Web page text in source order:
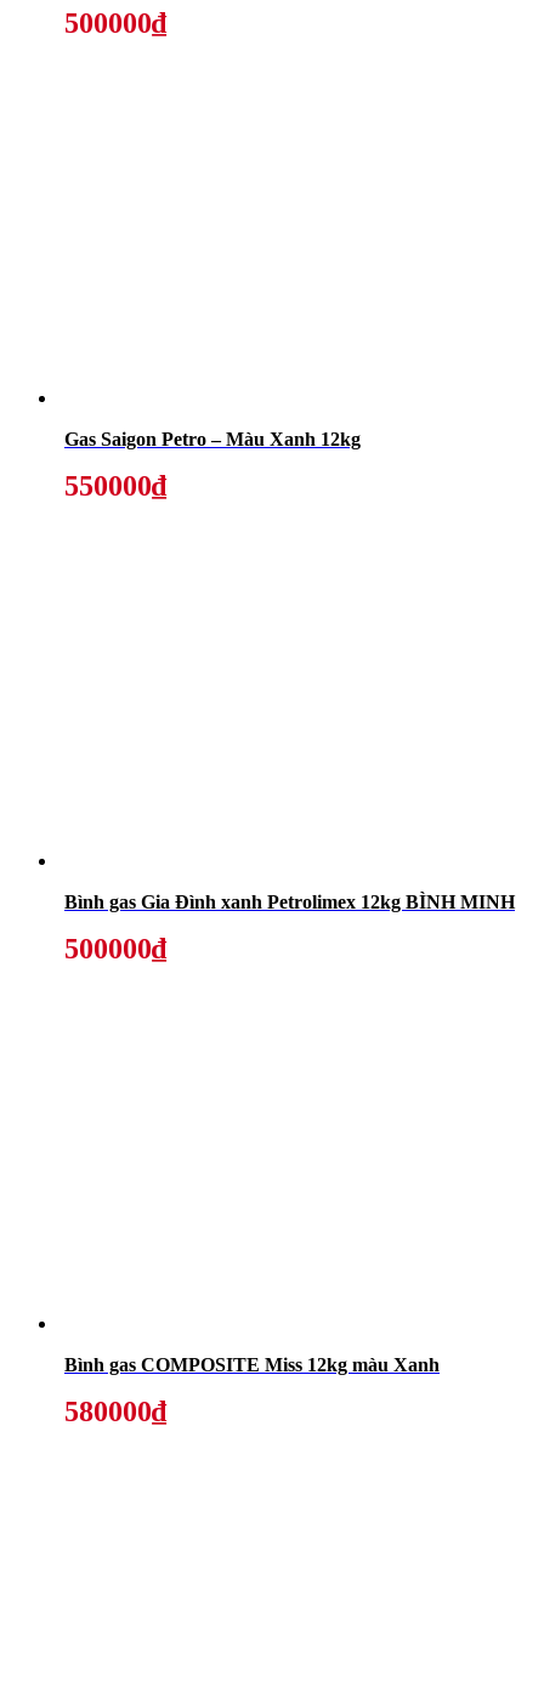
500000₫
Gas Saigon Petro – Màu Xanh 12kg
550000₫
Bình gas Gia Đình xanh Petrolimex 12kg BÌNH MINH
500000₫
Bình gas COMPOSITE Miss 12kg màu Xanh
580000₫